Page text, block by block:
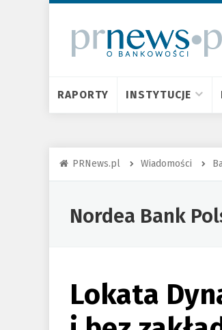
RAPORTY INSTYTUCJE
PRNews.pl Wiadomości
Nordea Bank
Lokata